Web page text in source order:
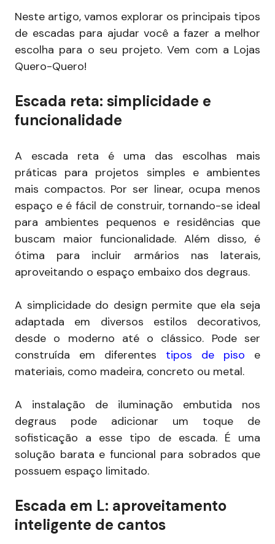
Neste artigo, vamos explorar os principais tipos
de escadas para ajudar você a fazer a melhor
escolha para o seu projeto. Vem com a Lojas
Quero-Quero!
Escada reta: simplicidade e
funcionalidade
A escada reta é uma das escolhas mais
práticas para projetos simples e ambientes
mais compactos. Por ser linear, ocupa menos
espaço e é fácil de construir, tornando-se ideal
para ambientes pequenos e residências que
buscam maior funcionalidade. Além disso, é
ótima para incluir armários nas laterais,
aproveitando o espaço embaixo dos degraus.
A simplicidade do design permite que ela seja
adaptada em diversos estilos decorativos,
desde o moderno até o clássico. Pode ser
construída em diferentes tipos de piso e
materiais, como madeira, concreto ou metal.
A instalação de iluminação embutida nos
degraus pode adicionar um toque de
sofisticação a esse tipo de escada. É uma
solução barata e funcional para sobrados que
possuem espaço limitado.
Escada em L: aproveitamento
inteligente de cantos